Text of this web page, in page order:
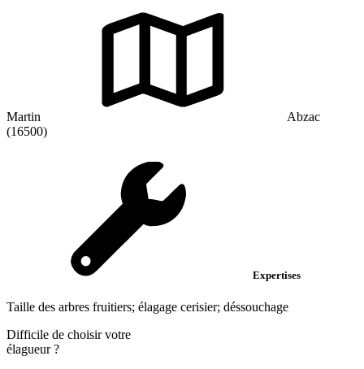
Martin
Abzac
(16500)
Expertises
Taille des arbres fruitiers; élagage cerisier; déssouchage
Difficile de choisir votre
élagueur?